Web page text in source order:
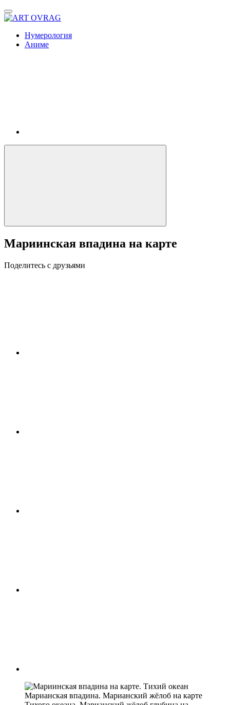
Нумерология
Аниме
Мариинская впадина на карте
Поделитесь с друзьями